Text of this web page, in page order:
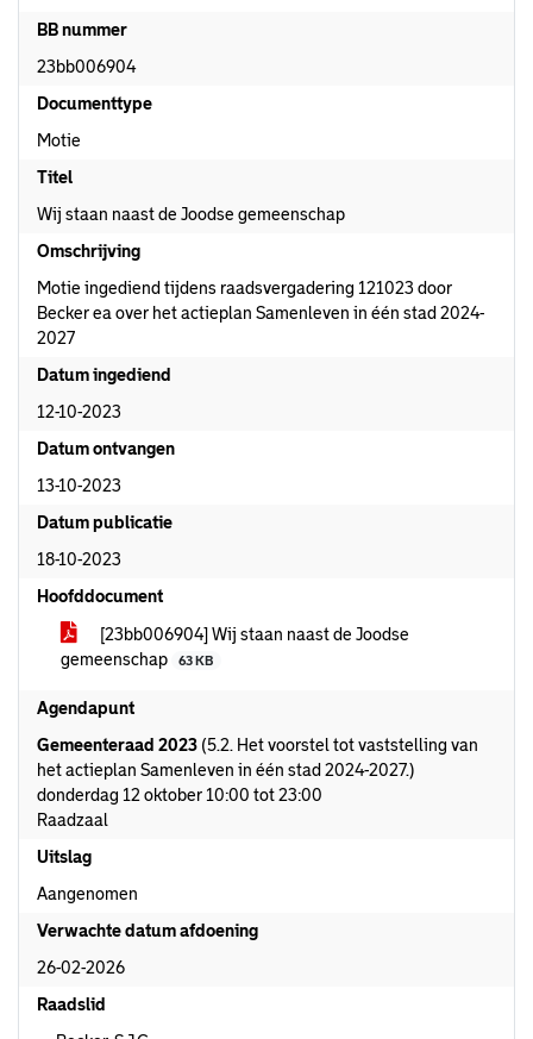
BB nummer
23bb006904
Documenttype
Motie
Titel
Wij staan naast de Joodse gemeenschap
Omschrijving
Motie ingediend tijdens raadsvergadering 121023 door
Becker ea over het actieplan Samenleven in één stad 2024-
2027
Datum ingediend
12-10-2023
Datum ontvangen
13-10-2023
Datum publicatie
18-10-2023
Hoofddocument
[23bb006904] Wij staan naast de Joodse
gemeenschap
63 KB
Agendapunt
Gemeenteraad 2023 (5.2. Het voorstel tot vaststelling van
het actieplan Samenleven in één stad 2024-2027.)
donderdag 12 oktober 10:00 tot 23:00
Raadzaal
Uitslag
Aangenomen
Verwachte datum afdoening
26-02-2026
Raadslid